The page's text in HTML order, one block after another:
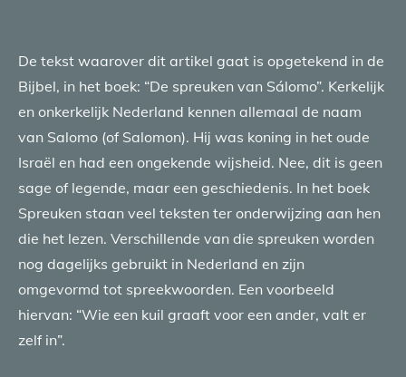
De tekst waarover dit artikel gaat is opgetekend in de
Bijbel, in het boek: “De spreuken van Sálomo”. Kerkelijk
en onkerkelijk Nederland kennen allemaal de naam
van Salomo (of Salomon). Hij was koning in het oude
Israël en had een ongekende wijsheid. Nee, dit is geen
sage of legende, maar een geschiedenis. In het boek
Spreuken staan veel teksten ter onderwijzing aan hen
die het lezen. Verschillende van die spreuken worden
nog dagelijks gebruikt in Nederland en zijn
omgevormd tot spreekwoorden. Een voorbeeld
hiervan: “Wie een kuil graaft voor een ander, valt er
zelf in”.